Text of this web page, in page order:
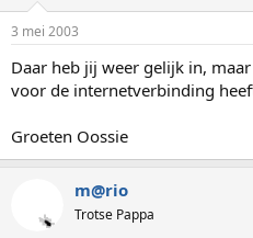
3 mei 2003
Daar heb jij weer gelijk in,
voor de internetverbinding
Groeten Oossie
m@rio
Trotse Pappa